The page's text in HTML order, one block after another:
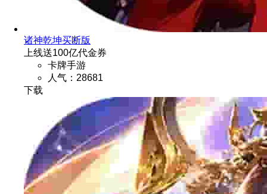
诸神乾坤买断版
上线送100亿代金券
卡牌手游
人气：28681